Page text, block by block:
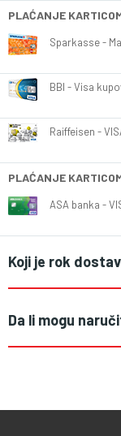
PLAĆANJE
Sparkasse -
BBI - Visa
Raiffeisen -
PLAĆANJE
ASA banka -
Koji je rok
Da li mogu